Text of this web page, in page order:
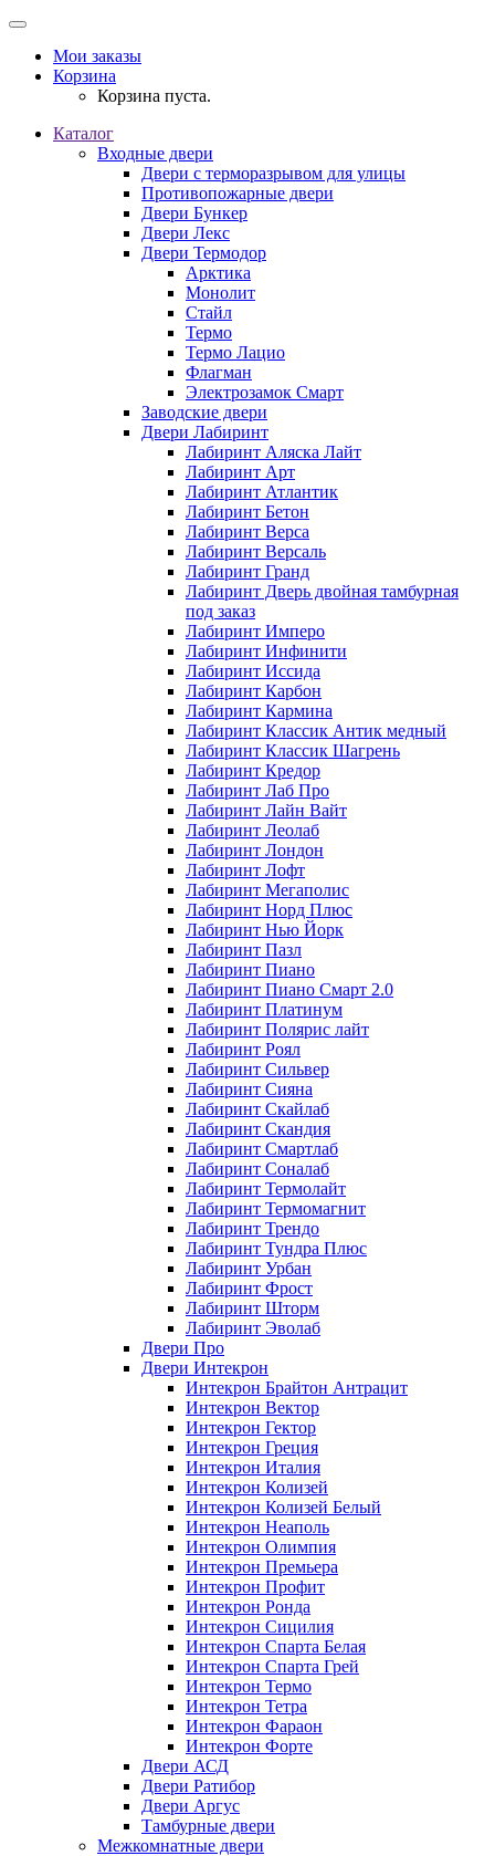
Мои заказы
Корзина
Корзина пуста.
Каталог
Входные двери
Двери с терморазрывом для улицы
Противопожарные двери
Двери Бункер
Двери Лекс
Двери Термодор
Арктика
Монолит
Стайл
Термо
Термо Лацио
Флагман
Электрозамок Смарт
Заводские двери
Двери Лабиринт
Лабиринт Аляска Лайт
Лабиринт Арт
Лабиринт Атлантик
Лабиринт Бетон
Лабиринт Верса
Лабиринт Версаль
Лабиринт Гранд
Лабиринт Дверь двойная тамбурная
под заказ
Лабиринт Имперо
Лабиринт Инфинити
Лабиринт Иссида
Лабиринт Карбон
Лабиринт Кармина
Лабиринт Классик Антик медный
Лабиринт Классик Шагрень
Лабиринт Кредор
Лабиринт Лаб Про
Лабиринт Лайн Вайт
Лабиринт Леолаб
Лабиринт Лондон
Лабиринт Лофт
Лабиринт Мегаполис
Лабиринт Норд Плюс
Лабиринт Нью Йорк
Лабиринт Пазл
Лабиринт Пиано
Лабиринт Пиано Смарт 2.0
Лабиринт Платинум
Лабиринт Полярис лайт
Лабиринт Роял
Лабиринт Сильвер
Лабиринт Сияна
Лабиринт Скайлаб
Лабиринт Скандия
Лабиринт Смартлаб
Лабиринт Соналаб
Лабиринт Термолайт
Лабиринт Термомагнит
Лабиринт Трендо
Лабиринт Тундра Плюс
Лабиринт Урбан
Лабиринт Фрост
Лабиринт Шторм
Лабиринт Эволаб
Двери Про
Двери Интекрон
Интекрон Брайтон Антрацит
Интекрон Вектор
Интекрон Гектор
Интекрон Греция
Интекрон Италия
Интекрон Колизей
Интекрон Колизей Белый
Интекрон Неаполь
Интекрон Олимпия
Интекрон Премьера
Интекрон Профит
Интекрон Ронда
Интекрон Сицилия
Интекрон Спарта Белая
Интекрон Спарта Грей
Интекрон Термо
Интекрон Тетра
Интекрон Фараон
Интекрон Форте
Двери АСД
Двери Ратибор
Двери Аргус
Тамбурные двери
Межкомнатные двери